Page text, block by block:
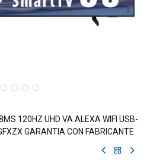
120HZ UHD VA ALEXA WIFI USB-
GARANTIA CON FABRICANTE